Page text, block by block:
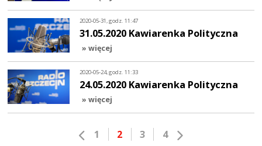
2020-05-31, godz. 11:47
31.05.2020 Kawiarenka Polityczna
» więcej
2020-05-24, godz. 11:33
24.05.2020 Kawiarenka Polityczna
» więcej
1 2 3 4